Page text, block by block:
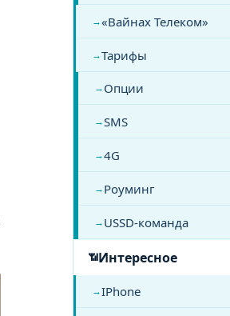
«Вайнах Телеком»
Тарифы
Опции
SMS
4G
Роуминг
USSD-команда
Интересное
IPhone